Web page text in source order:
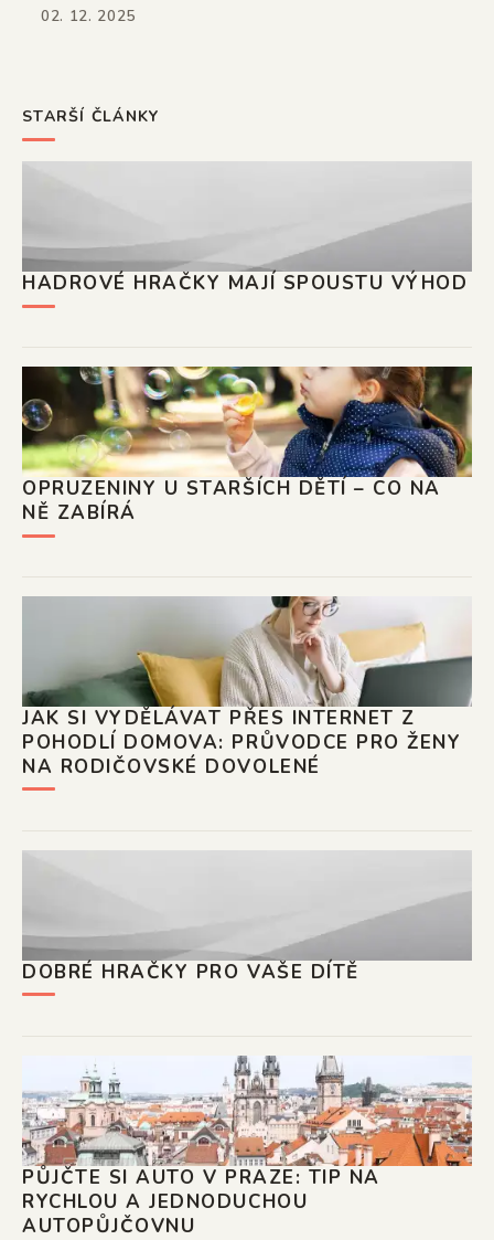
02. 12. 2025
STARŠÍ ČLÁNKY
HADROVÉ HRAČKY MAJÍ SPOUSTU VÝHOD
OPRUZENINY U STARŠÍCH DĚTÍ – CO NA
NĚ ZABÍRÁ
JAK SI VYDĚLÁVAT PŘES INTERNET Z
POHODLÍ DOMOVA: PRŮVODCE PRO ŽENY
NA RODIČOVSKÉ DOVOLENÉ
DOBRÉ HRAČKY PRO VAŠE DÍTĚ
PŮJČTE SI AUTO V PRAZE: TIP NA
RYCHLOU A JEDNODUCHOU
AUTOPŮJČOVNU